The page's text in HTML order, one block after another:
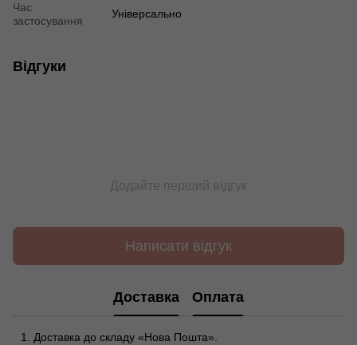
Час
застосування
Універсально
Відгуки
Додайте перший відгук
Написати відгук
Доставка Оплата
Доставка до складу «Нова Пошта».